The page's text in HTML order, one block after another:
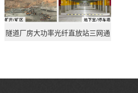
查看详情
隧道厂房大功率光纤直放站三网通